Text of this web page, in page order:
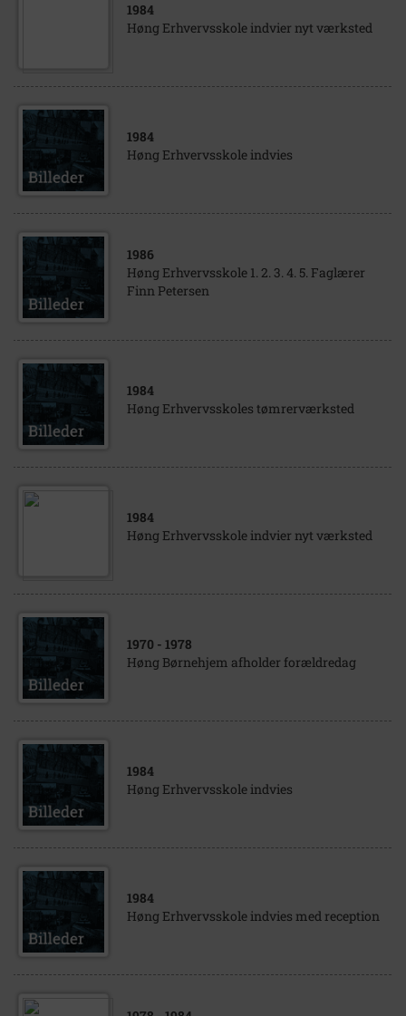
1984
Høng Erhvervsskole indvier nyt værksted
1984
Høng Erhvervsskole indvies
1986
Høng Erhvervsskole 1. 2. 3. 4. 5. Faglærer
Finn Petersen
1984
Høng Erhvervsskoles tømrerværksted
1984
Høng Erhvervsskole indvier nyt værksted
1970 - 1978
Høng Børnehjem afholder forældredag
1984
Høng Erhvervsskole indvies
1984
Høng Erhvervsskole indvies med reception